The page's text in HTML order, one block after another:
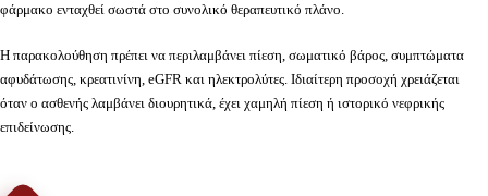
φάρμακο ενταχθεί σωστά στο συνολικό θεραπευτικό πλάνο.
Η παρακολούθηση πρέπει να περιλαμβάνει πίεση, σωματικό βάρος, συμπτώματα
αφυδάτωσης, κρεατινίνη, eGFR και ηλεκτρολύτες. Ιδιαίτερη προσοχή χρειάζεται
όταν ο ασθενής λαμβάνει διουρητικά, έχει χαμηλή πίεση ή ιστορικό νεφρικής
επιδείνωσης.